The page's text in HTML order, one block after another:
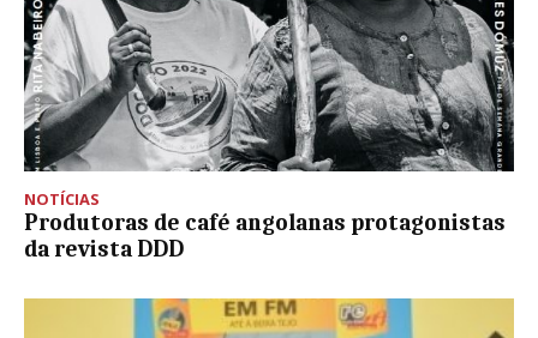
NOTÍCIAS
Produtoras de café angolanas protagonistas
da revista DDD